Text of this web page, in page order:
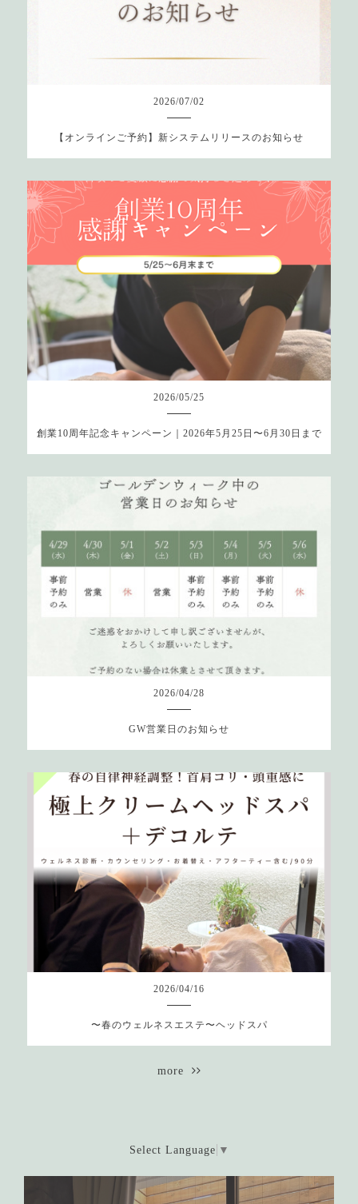
2026/07/02
【オンラインご予約】新システムリリースのお知らせ
2026/05/25
創業10周年記念キャンペーン｜2026年5月25日〜6月30日まで
2026/04/28
GW営業日のお知らせ
2026/04/16
〜春のウェルネスエステ〜ヘッドスパ
more
Select Language ▼